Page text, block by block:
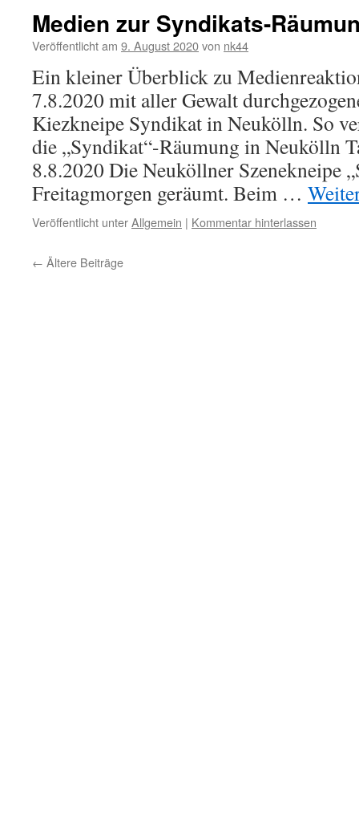
Medien zur Syndikats-
Veröffentlicht am 9. August 2020von nk44
Ein kleiner Überblick zu
7.8.2020 mit aller Gewalt
Kiezkneipe Syndikat in Neukölln. So
die „Syndikat“-Räumung in Neukölln
8.8.2020 Die Neuköllner Szenekneipe
Freitagmorgen geräumt. Beim …
Veröffentlicht unterAllgemein | Kommentar hinterlassen
← Ältere Beiträge